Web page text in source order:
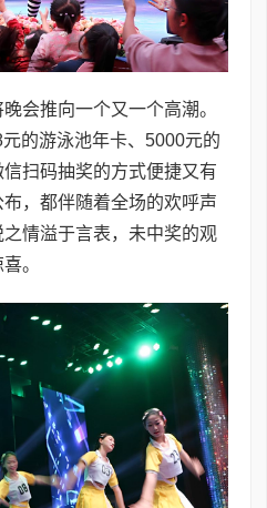
会推向一个又一个高潮。
的游泳池年卡、5000元的
扫码抽奖的方式便捷又有
，都伴随着全场的欢呼声
情溢于言表，未中奖的观
。